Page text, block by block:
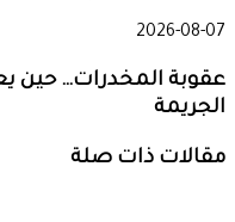
2026-08-07
عقوبة المخدرات… حين
الجريمة
مقالات ذات صلة